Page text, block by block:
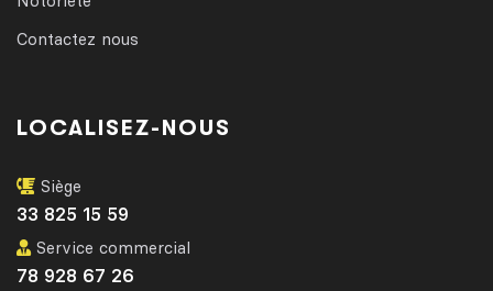
Contactez nous
LOCALISEZ-NOUS
Siège
33 825 15 59
Service commercial
78 928 67 26